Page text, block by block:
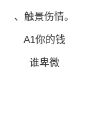
、触景伤情。
A1你的钱
谁卑微